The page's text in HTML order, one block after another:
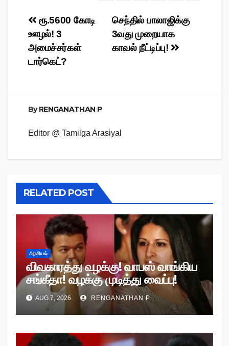
Post
navigation
செந்தில் பாலாஜிக்கு
3வது முறையாக
காவல் நீட்டிப்பு!
ரூ.5600 கோடி
ஊழல்! 3
அமைச்சர்கள்
டார்கெட்?
ByRENGANATHAN P
Editor @ Tamilga Arasiyal
RELATED POST
அரசியல்
விவகாரத்து வழக்கு! வாபஸ் வாங்கிய
சங்கீதா! வழக்கு முடித்து வைப்பு!
AUG 7, 2026 RENGANATHAN P